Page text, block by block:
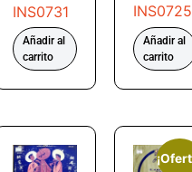
INS0731
Añadir al
carrito
INS0725
Añadir al
carrito